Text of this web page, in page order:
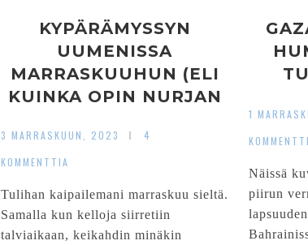
KYPÄRÄMYSSYN
UUMENISSA
MARRASKUUHUN (ELI
KUINKA OPIN NURJAN
3 MARRASKUUN, 2023
4
KOMMENTTIA
Tulihan kaipailemani marraskuu sieltä.
Samalla kun kelloja siirretiin
talviaikaan, keikahdin minäkin
1
Näissä
piirun